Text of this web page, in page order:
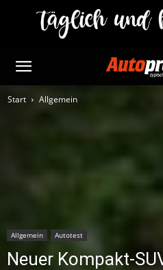
Start Allgemein
Allgemein Autotest
Neuer Kompakt-